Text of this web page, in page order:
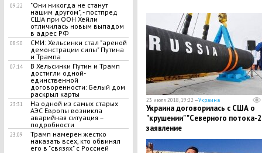
09:22
"Они никогда не станут
нашим другом", - постпред
США при ООН Хейли
отличилась новым выпадом
в адрес РФ
08:50
СМИ: Хельсинки стал "ареной
демонстрации силы" Путина
и Трампа
07:14
В Хельсинки Путин и Трамп
достигли одной-
единственной
договоренности: Белый дом
раскрыл карты
23:31
На одной из самых старых
АЭС Европы возникла
аварийная ситуация –
подробности
23:09
Трамп намерен жестко
наказать всех, кто обвинял
его в "связях" с Россией
23 июля 2018, 19:22 —Украина
Украина договорилась с США о
"крушении" "Северного потока-
заявление